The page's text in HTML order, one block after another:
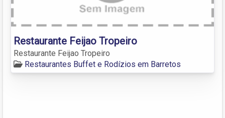
Restaurante Feijao Tropeiro
Restaurante Feijao Tropeiro
Restaurantes Buffet e Rodízios em Barretos